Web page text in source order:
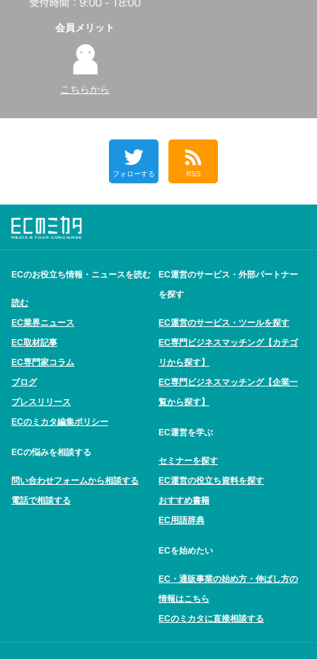
会員メリット
こちらから
フォローする RSS
ECのお役立ち情報・ニュースを読む
読む
EC業界ニュース
EC取材記事
EC専門家コラム
ブログ
プレスリリース
ECのミカタ編集ポリシー
ECの悩みを相談する
問い合わせフォームから相談する
電話で相談する
EC運営のサービス・外部パートナー
を探す
EC運営のサービス・ツールを探す
EC専門ビジネスマッチング【カテゴ
リから探す】
EC専門ビジネスマッチング【企業一
覧から探す】
EC運営を学ぶ
セミナーを探す
EC運営の役立ち資料を探す
おすすめ書籍
EC用語辞典
ECを始めたい
EC・通販事業の始め方・伸ばし方の
情報はこちら
ECのミカタに直接相談する